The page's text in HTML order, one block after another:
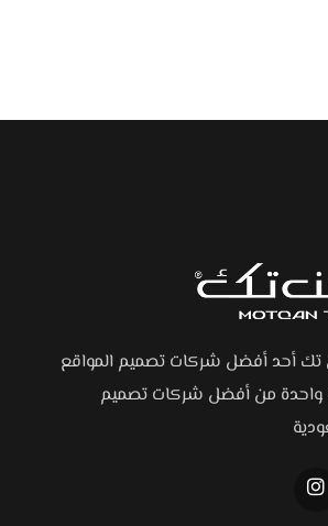
تك أحد أفضل شركات تصميم المواقع
واحدة من أفضل شركات تصميم